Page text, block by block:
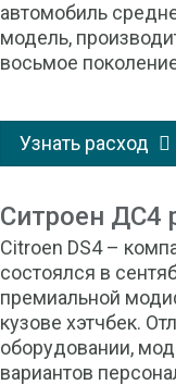
автомобиль
модель,
восьмое
Узнать расход
Ситроен ДС4
Citroen DS4 –
состоялся в
премиальной
кузове хэтчбек.
оборудовании,
вариантов